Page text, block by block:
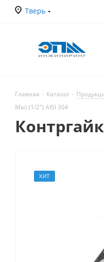
Тверь
Главная - Каталог -
Мм) (1/2") AISI 304
ХИТ